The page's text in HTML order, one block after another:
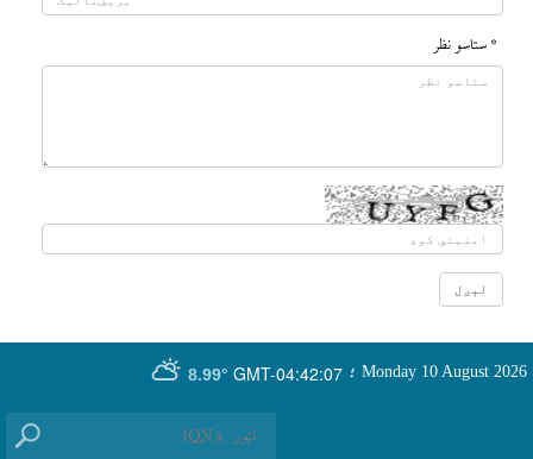
* ستاسو نظر
GMT-04:42:07
8.99° Monday 10 August 2026 ؛